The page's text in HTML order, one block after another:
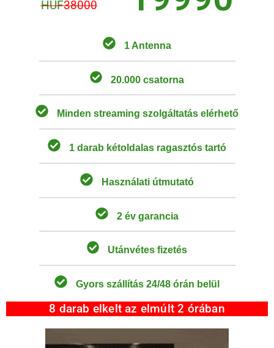
HUF38000
1 Antenna
20.000 csatorna
Minden streaming szolgáltatás elérhető
1 darab kétoldalas ragasztós tartó
Használati útmutató
2 év garancia
Utánvétes fizetés
Gyors szállítás 24/48 órán belül
8 darab elkelt az elmúlt 2 órában